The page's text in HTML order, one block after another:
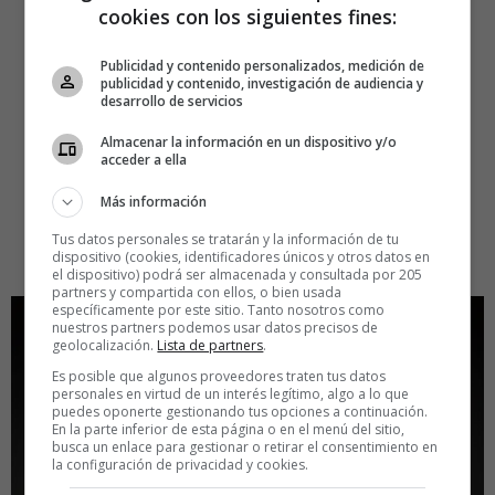
cookies con los siguientes fines:
Publicidad y contenido personalizados, medición de
publicidad y contenido, investigación de audiencia y
desarrollo de servicios
Almacenar la información en un dispositivo y/o
acceder a ella
Más información
Tus datos personales se tratarán y la información de tu
dispositivo (cookies, identificadores únicos y otros datos en
el dispositivo) podrá ser almacenada y consultada por 205
partners y compartida con ellos, o bien usada
específicamente por este sitio. Tanto nosotros como
nuestros partners podemos usar datos precisos de
geolocalización. Lista de partners.
Es posible que algunos proveedores traten tus datos
personales en virtud de un interés legítimo, algo a lo que
puedes oponerte gestionando tus opciones a continuación.
En la parte inferior de esta página o en el menú del sitio,
busca un enlace para gestionar o retirar el consentimiento en
la configuración de privacidad y cookies.